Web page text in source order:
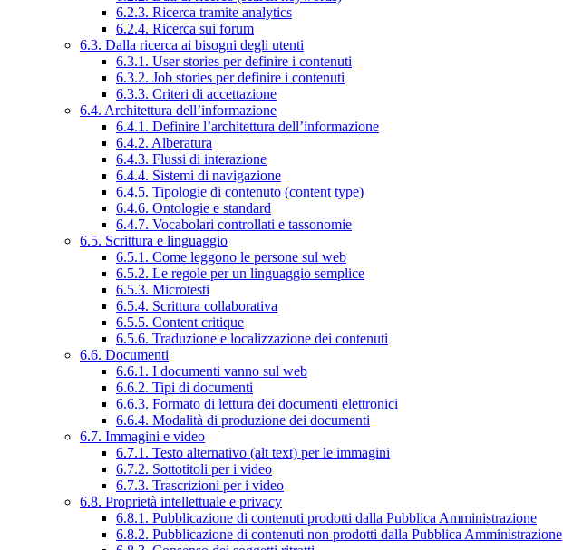
6.2.3. Ricerca tramite analytics
6.2.4. Ricerca sui forum
6.3. Dalla ricerca ai bisogni degli utenti
6.3.1. User stories per definire i contenuti
6.3.2. Job stories per definire i contenuti
6.3.3. Criteri di accettazione
6.4. Architettura dell’informazione
6.4.1. Definire l’architettura dell’informazione
6.4.2. Alberatura
6.4.3. Flussi di interazione
6.4.4. Sistemi di navigazione
6.4.5. Tipologie di contenuto (content type)
6.4.6. Ontologie e standard
6.4.7. Vocabolari controllati e tassonomie
6.5. Scrittura e linguaggio
6.5.1. Come leggono le persone sul web
6.5.2. Le regole per un linguaggio semplice
6.5.3. Microtesti
6.5.4. Scrittura collaborativa
6.5.5. Content critique
6.5.6. Traduzione e localizzazione dei contenuti
6.6. Documenti
6.6.1. I documenti vanno sul web
6.6.2. Tipi di documenti
6.6.3. Formato di lettura dei documenti elettronici
6.6.4. Modalità di produzione dei documenti
6.7. Immagini e video
6.7.1. Testo alternativo (alt text) per le immagini
6.7.2. Sottotitoli per i video
6.7.3. Trascrizioni per i video
6.8. Proprietà intellettuale e privacy
6.8.1. Pubblicazione di contenuti prodotti dalla Pubblica Amministrazione
6.8.2. Pubblicazione di contenuti non prodotti dalla Pubblica Amministrazione